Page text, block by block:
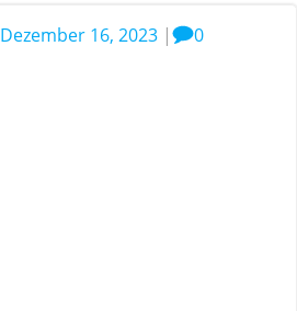
Dezember 16, 2023 | 0